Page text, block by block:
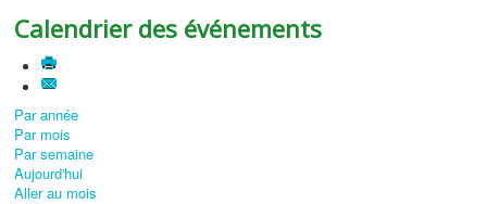
Calendrier des événements
Par année
Par mois
Par semaine
Aujourd'hui
Aller au mois